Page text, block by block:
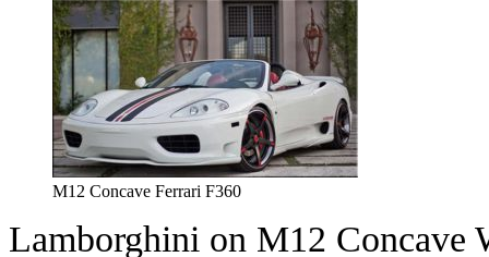
M12 Concave Ferrari F360
Lamborghini on M12 Concave